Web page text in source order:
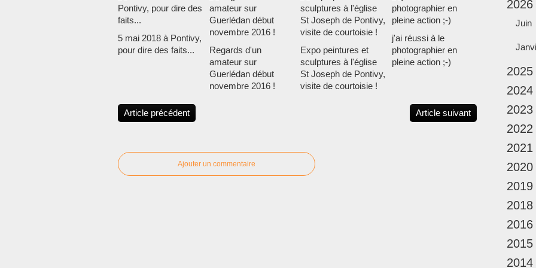
5 mai 2018 à Pontivy,
pour dire des faits...
Regards d'un
amateur sur
Guerlédan début
novembre 2016 !
Expo peintures et
sculptures à l'église
St Joseph de Pontivy,
visite de courtoisie !
j'ai réussi à le
photographier en
pleine action ;-)
Article précédent Article suivant
Ajouter un commentaire
2026
Juin
2025
2024
2023
2022
2021
2020
2019
2018
2016
2015
2014